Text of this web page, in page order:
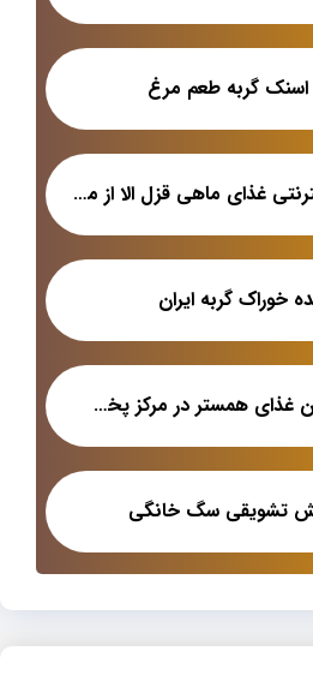
اسنک گربه طعم مرغ
خرید اینترنتی غذای ماهی قزل الا از معتبرترین فروشگاه
خوراک گربه ایران
خرید ارزان غذای همستر در مرکز پخش اصلی
تشویقی سگ خانگی